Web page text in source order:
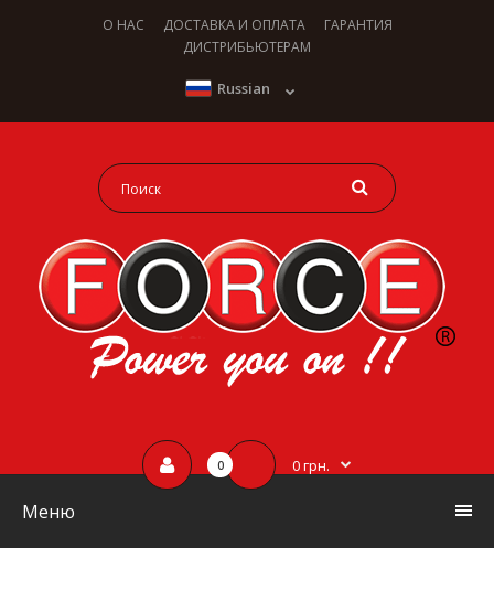
О НАС ДОСТАВКА И ОПЛАТА
ГАРАНТИЯ
ДИСТРИБЬЮТЕРАМ
Russian
0 0 грн.
Меню